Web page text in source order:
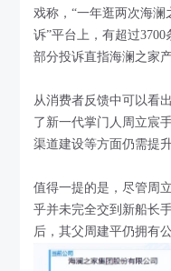
戏称，“一年逛两次海澜
诉”平台上，有超过
部分投诉直指海澜之家
从消费者反馈中可以看
了新一代掌门人周立宸
渠道建设等方面仍需提升
值得一提的是，尽管周
乎并未完全交到新船长
后，其父周建平仍拥有